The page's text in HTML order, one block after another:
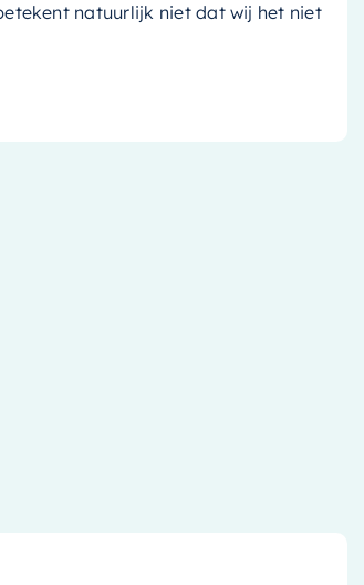
natuurlijk niet dat wij het niet